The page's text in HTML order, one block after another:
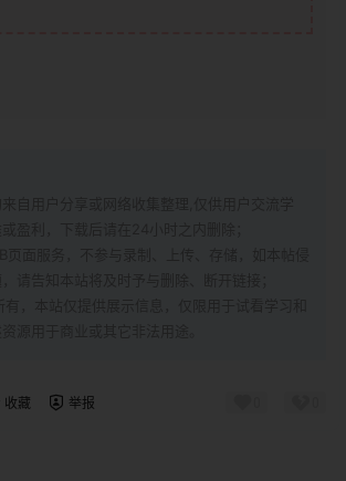
收藏 举报